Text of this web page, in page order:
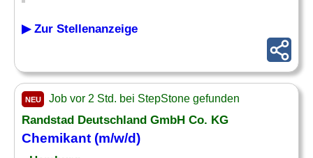
▶ Zur Stellenanzeige
NEU Job vor 2 Std. bei StepStone gefunden
Randstad Deutschland GmbH Co. KG
Chemikant (m/w/d)